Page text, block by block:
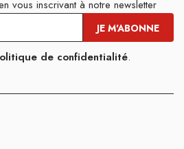
vous inscrivant à notre newsletter
de confidentialité.